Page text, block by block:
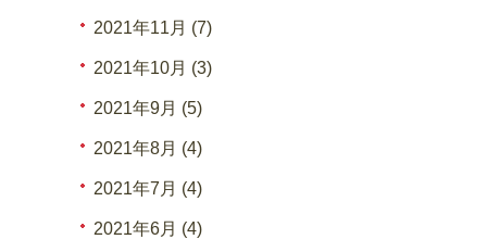
2021年11月 (7)
2021年10月 (3)
2021年9月 (5)
2021年8月 (4)
2021年7月 (4)
2021年6月 (4)